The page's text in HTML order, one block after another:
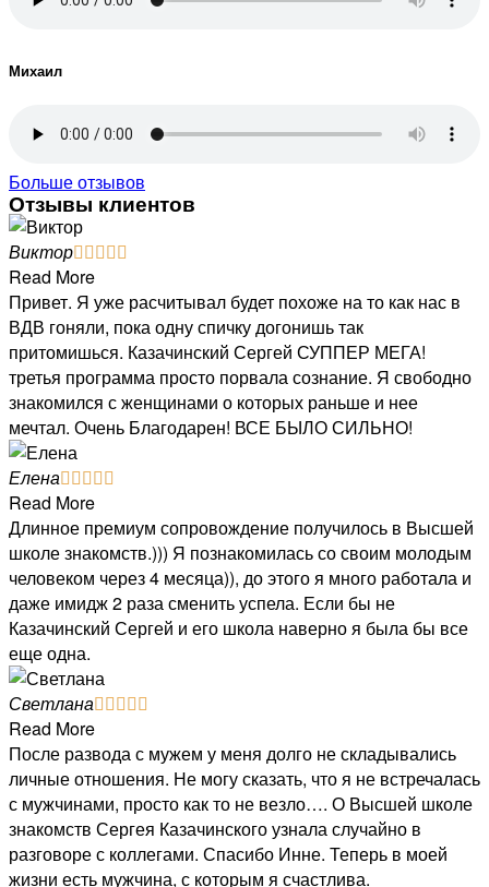
Михаил
Больше отзывов
Отзывы клиентов
Виктор    
Read More
Привет. Я уже расчитывал будет похоже на то как нас в
ВДВ гоняли, пока одну спичку догонишь так
притомишься. Казачинский Сергей СУППЕР МЕГА!
третья программа просто порвала сознание. Я свободно
знакомился с женщинами о которых раньше и нее
мечтал. Очень Благодарен! ВСЕ БЫЛО СИЛЬНО!
Елена    
Read More
Длинное премиум сопровождение получилось в Высшей
школе знакомств.))) Я познакомилась со своим молодым
человеком через 4 месяца)), до этого я много работала и
даже имидж 2 раза сменить успела. Если бы не
Казачинский Сергей и его школа наверно я была бы все
еще одна.
Светлана    
Read More
После развода с мужем у меня долго не складывались
личные отношения. Не могу сказать, что я не встречалась
с мужчинами, просто как то не везло…. О Высшей школе
знакомств Сергея Казачинского узнала случайно в
разговоре с коллегами. Спасибо Инне. Теперь в моей
жизни есть мужчина, с которым я счастлива.